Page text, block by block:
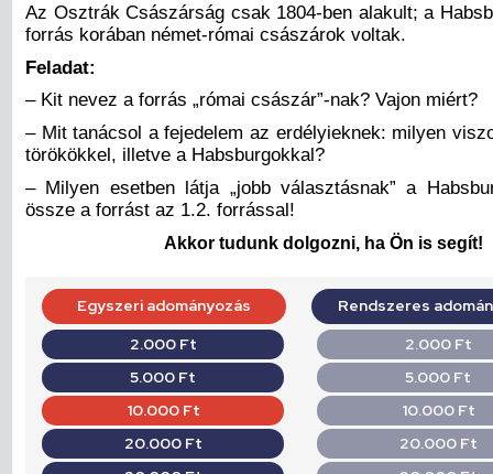
Az Osztrák Császárság csak 1804-ben alakult; a
forrás korában német-római császárok voltak.
Feladat:
– Kit nevez a forrás „római császár”-nak? Vajon miért?
– Mit tanácsol a fejedelem az erdélyieknek: milyen
törökökkel, illetve a Habsburgokkal?
– Milyen esetben látja „jobb választásnak” a
össze a forrást az 1.2. forrással!
Akkor tudunk dolgozni, ha Ön is segít!